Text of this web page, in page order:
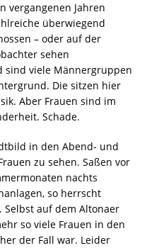
vergangenen Jahren
überwiegend
– oder auf der
sehen
sind viele Männergruppen
Die sitzen hier
Aber Frauen sind im
Schade.
in den Abend- und
zu sehen. Saßen vor
nachts
so herrscht
Selbst auf dem Altonaer
so viele Frauen in den
der Fall war. Leider